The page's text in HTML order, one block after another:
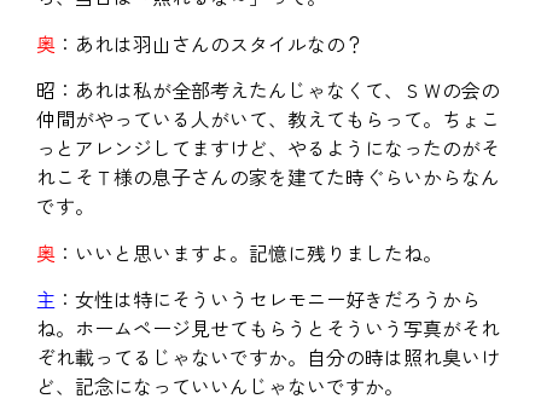
奥 ：あれは羽山さんのスタイルなの？
昭：あれは私が全部考えたんじゃなくて、ＳＷの会の
仲間がやっている人がいて、教えてもらって。ちょこ
っとアレンジしてますけど、やるようになったのがそ
れこそＴ様の息子さんの家を建てた時ぐらいからなん
です。
奥 ：いいと思いますよ。記憶に残りましたね。
主 ：女性は特にそういうセレモニー好きだろうから
ね。ホームページ見せてもらうとそういう写真がそれ
ぞれ載ってるじゃないですか。自分の時は照れ臭いけ
ど、記念になっていいんじゃないですか。